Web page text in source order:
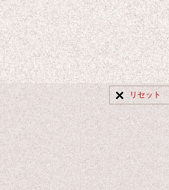
リセット